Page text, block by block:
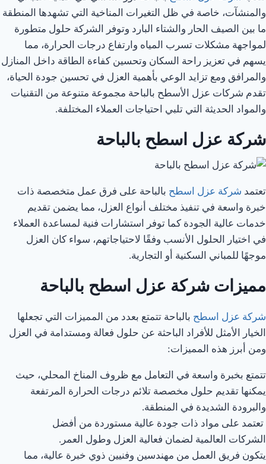
والمنشآت، خاصة في ظل التغيرات المناخية التي تشهدها المنطقة
ما بين الصيف الحار والشتاء البارد وتوفر الشركة حلول متطورة
لمواجهة مشكلات تسرب المياه وارتفاع درجات الحرارة، مما
يسهم في تعزيز راحة السكان وتحسين كفاءة الطاقة داخل المنازل
والمرافق ومع تزايد الوعي بأهمية العزل في تحسين جودة الحياة،
تقدم شركات عزل الأسطح بالباحة مجموعة متنوعة من التقنيات
والمواد الحديثة التي تلبي احتياجات العملاء المختلفة.
شركة عزل اسطح بالباحة
تعتمد شركة عزل اسطح بالباحة على فرق عمل متخصصة ذات
خبرة واسعة في تنفيذ مختلف أنواع العزل، مما يضمن تقديم
خدمات عالية الجودة كما توفر استشارات فنية لمساعدة العملاء
في اختيار الحلول الأنسب وفقًا لاحتياجاتهم، سواء كان العزل
موجهًا للمباني السكنية أو التجارية.
مميزات شركة عزل اسطح بالباحة
شركة عزل اسطح بالباحة تتمتع بعدد من المميزات التي تجعلها
الخيار الأمثل للأفراد الباحثة عن حلول فعالة ومستدامة في العزل
ومن أبرز هذه المميزات:
تتمتع بخبرة واسعة في التعامل مع ظروف المناخ المحلي، حيث
يمكنها تقديم حلول مخصصة تلائم درجات الحرارة المرتفعة
والبرودة الشديدة في المنطقة.
تعتمد على مواد ذات جودة عالية مستوردة من أفضل
الشركات العالمية لضمان فعالية العزل وطول العمر.
يتكون فريق العمل من مهندسين وفنيين ذوي خبرة عالية، مما